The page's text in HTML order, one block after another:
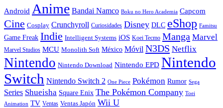
Android Anime Bandai Namco Boku no Hero Academia Capcom
Cine Cosplay Crunchyroll Curiosidades Disney DLC eShop Famitsu
Game Freak Indie Intelligent Systems iOS Koei Tecmo Manga Marvel
Marvel Studios MCU Monolith Soft México Móvil N3DS Netflix
Nintendo Nintendo Download Nintendo EPD Nintendo
Switch Nintendo Switch 2 One Piece Pokémon Rumor Sega
Series Shueisha Square Enix The Pokémon Company Toei
Animation TV Ventas Ventas Japón Wii U